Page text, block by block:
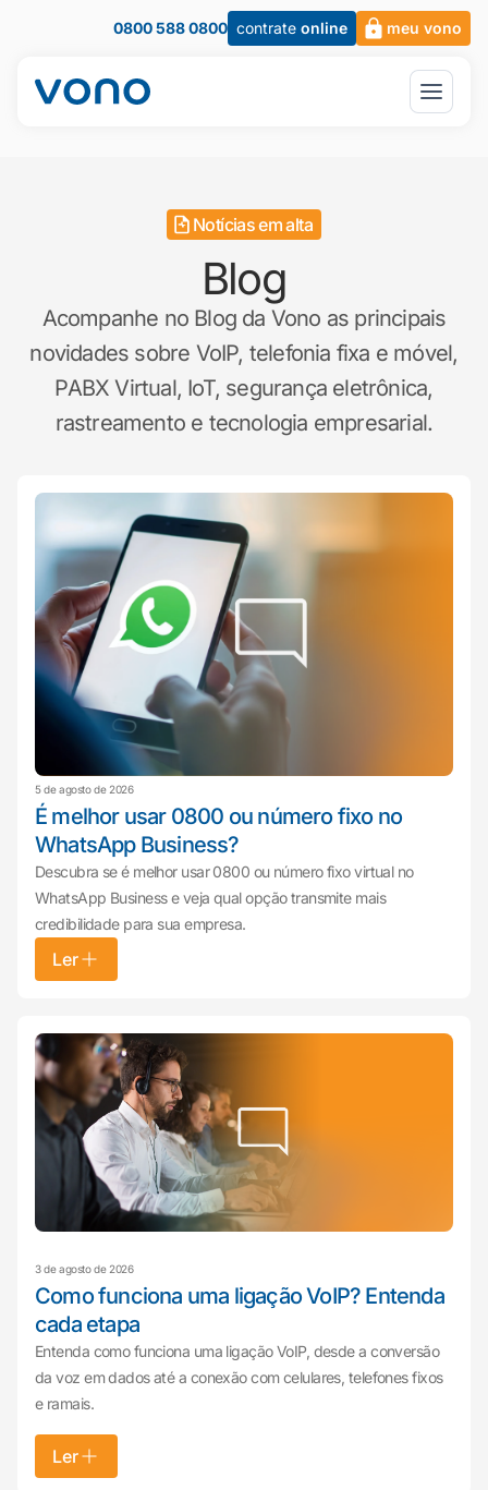
0800 588 0800 contrate online meu vono
Notícias em alta
Blog
Acompanhe no Blog da Vono as principais
novidades sobre VoIP, telefonia fixa e móvel,
PABX Virtual, IoT, segurança eletrônica,
rastreamento e tecnologia empresarial.
5 de agosto de 2026
É melhor usar 0800 ou número fixo no
WhatsApp Business?
Descubra se é melhor usar 0800 ou número fixo virtual no
WhatsApp Business e veja qual opção transmite mais
credibilidade para sua empresa.
Ler
3 de agosto de 2026
Como funciona uma ligação VoIP? Entenda
cada etapa
Entenda como funciona uma ligação VoIP, desde a conversão
da voz em dados até a conexão com celulares, telefones fixos
e ramais.
Ler